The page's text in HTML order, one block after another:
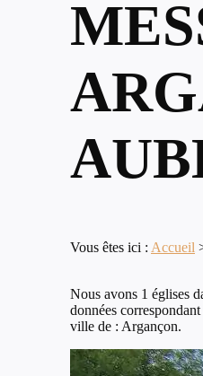
Vous êtes ici : Accueil
Nous avons 1 églises
données
ville de : Argançon.